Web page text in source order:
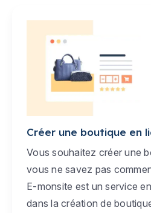
Créer une boutique en
Vous souhaitez créer une
vous ne savez pas
E-monsite est un service
dans la création de